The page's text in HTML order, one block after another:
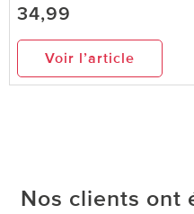
34,99
Voir l’article
Nos clients ont